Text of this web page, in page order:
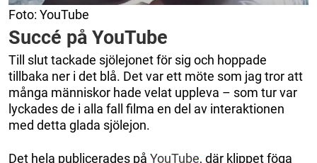
Foto: YouTube
Succé på YouTube
Till slut tackade sjölejonet för sig och hoppade
tillbaka ner i det blå. Det var ett möte som jag tror att
många människor hade velat uppleva – som tur var
lyckades de i alla fall filma en del av interaktionen
med detta glada sjölejon.
Det hela publicerades på YouTube, där klippet föga